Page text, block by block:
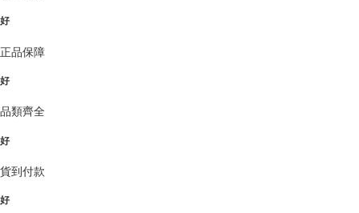
好
正品保障
好
品類齊全
好
貨到付款
好